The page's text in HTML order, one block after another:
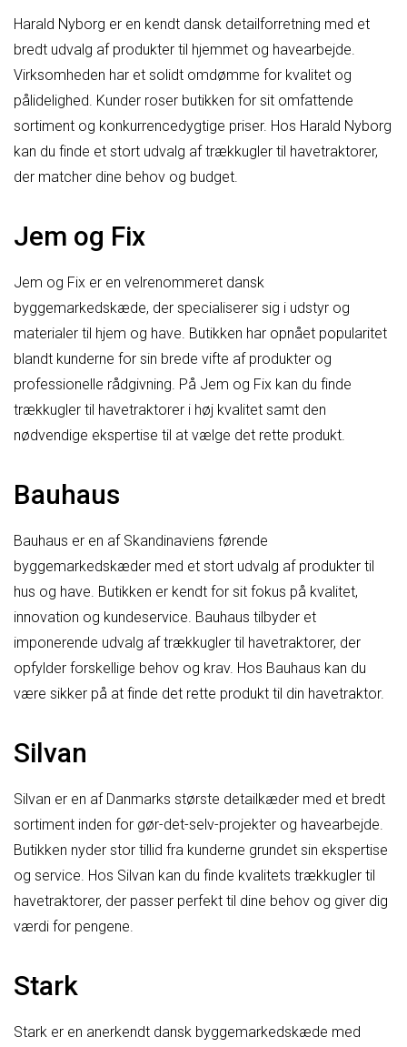
Harald Nyborg er en kendt dansk detailforretning med et
bredt udvalg af produkter til hjemmet og havearbejde.
Virksomheden har et solidt omdømme for kvalitet og
pålidelighed. Kunder roser butikken for sit omfattende
sortiment og konkurrencedygtige priser. Hos Harald Nyborg
kan du finde et stort udvalg af trækkugler til havetraktorer,
der matcher dine behov og budget.
Jem og Fix
Jem og Fix er en velrenommeret dansk
byggemarkedskæde, der specialiserer sig i udstyr og
materialer til hjem og have. Butikken har opnået popularitet
blandt kunderne for sin brede vifte af produkter og
professionelle rådgivning. På Jem og Fix kan du finde
trækkugler til havetraktorer i høj kvalitet samt den
nødvendige ekspertise til at vælge det rette produkt.
Bauhaus
Bauhaus er en af Skandinaviens førende
byggemarkedskæder med et stort udvalg af produkter til
hus og have. Butikken er kendt for sit fokus på kvalitet,
innovation og kundeservice. Bauhaus tilbyder et
imponerende udvalg af trækkugler til havetraktorer, der
opfylder forskellige behov og krav. Hos Bauhaus kan du
være sikker på at finde det rette produkt til din havetraktor.
Silvan
Silvan er en af Danmarks største detailkæder med et bredt
sortiment inden for gør-det-selv-projekter og havearbejde.
Butikken nyder stor tillid fra kunderne grundet sin ekspertise
og service. Hos Silvan kan du finde kvalitets trækkugler til
havetraktorer, der passer perfekt til dine behov og giver dig
værdi for pengene.
Stark
Stark er en anerkendt dansk byggemarkedskæde med